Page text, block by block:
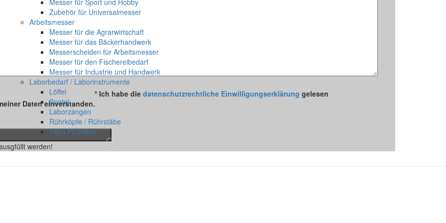
Messer für Sport und Hobby
Zubehör für Universalmesser
Arbeitsmesser
Messer für die Agrarwirtschaft
Messer für das Bäckerhandwerk
Messerscheiden für Arbeitsmesser
Messer für den Fischereibedarf
Messer für Industrie und Handwerk
Laborbedarf / Laborinstrumente
Löffel
Spatel
Laborzangen
Rührköpfe / Rührstäbe
Titan Pinzetten
* Ich habe die datenschutzrechtliche Einwilligungserklärung gelesen
Daten einverstanden.
werden!